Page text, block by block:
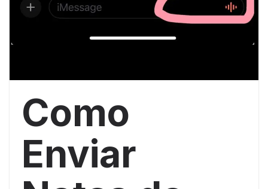
Como
Enviar